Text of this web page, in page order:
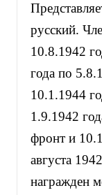
русский.
10.8.1942
года по
10.1.1944
1.9.1942
фронт и
августа
награжден